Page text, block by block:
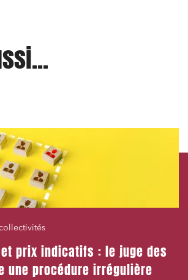
prix indicatifs : le juge des
une procédure irrégulière